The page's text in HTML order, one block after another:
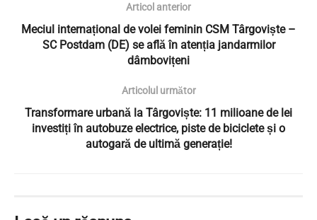
Articol anterior
Meciul internațional de volei feminin CSM Târgoviște –
SC Postdam (DE) se află în atenția jandarmilor
dâmbovițeni
Articolul următor
Transformare urbană la Târgoviște: 11 milioane de lei
investiți în autobuze electrice, piste de biciclete și o
autogară de ultimă generație!